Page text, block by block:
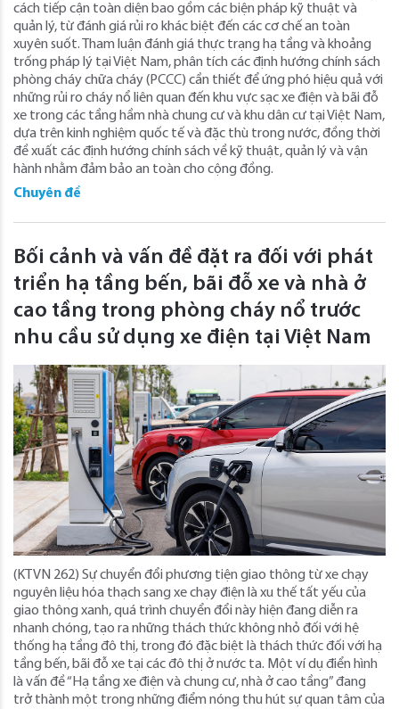
cách tiếp cận toàn diện bao gồm các biện pháp kỹ thuật và
quản lý, từ đánh giá rủi ro khác biệt đến các cơ chế an toàn
xuyên suốt. Tham luận đánh giá thực trạng hạ tầng và khoảng
trống pháp lý tại Việt Nam, phân tích các định hướng chính sách
phòng cháy chữa cháy (PCCC) cần thiết để ứng phó hiệu quả với
những rủi ro cháy nổ liên quan đến khu vực sạc xe điện và bãi đỗ
xe trong các tầng hầm nhà chung cư và khu dân cư tại Việt Nam,
dựa trên kinh nghiệm quốc tế và đặc thù trong nước, đồng thời
đề xuất các định hướng chính sách về kỹ thuật, quản lý và vận
hành nhằm đảm bảo an toàn cho cộng đồng.
Chuyên đề
Bối cảnh và vấn đề đặt ra đối với phát
triển hạ tầng bến, bãi đỗ xe và nhà ở
cao tầng trong phòng cháy nổ trước
nhu cầu sử dụng xe điện tại Việt Nam
(KTVN 262) Sự chuyển đổi phương tiện giao thông từ xe chạy
nguyên liệu hóa thạch sang xe chạy điện là xu thế tất yếu của
giao thông xanh, quá trình chuyển đổi này hiện đang diễn ra
nhanh chóng, tạo ra những thách thức không nhỏ đối với hệ
thống hạ tầng đô thị, trong đó đặc biệt là thách thức đối với hạ
tầng bến, bãi đỗ xe tại các đô thị ở nước ta. Một ví dụ điển hình
là vấn đề “Hạ tầng xe điện và chung cư, nhà ở cao tầng” đang
trở thành một trong những điểm nóng thu hút sự quan tâm của